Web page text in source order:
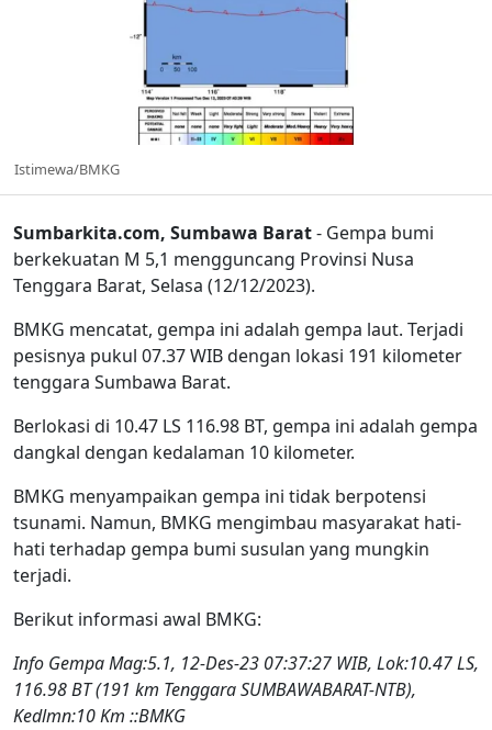
Istimewa/BMKG
Sumbarkita.com, Sumbawa Barat- Gempa bumi
berkekuatan M 5,1 mengguncang Provinsi Nusa
Tenggara Barat, Selasa (12/12/2023).
BMKG mencatat, gempa ini adalah gempa laut. Terjadi
pesisnya pukul 07.37 WIB dengan lokasi 191 kilometer
tenggara Sumbawa Barat.
Berlokasi di 10.47 LS 116.98 BT, gempa ini adalah gempa
dangkal dengan kedalaman 10 kilometer.
BMKG menyampaikan gempa ini tidak berpotensi
tsunami. Namun, BMKG mengimbau masyarakat hati-
hati terhadap gempa bumi susulan yang mungkin
terjadi.
Berikut informasi awal BMKG:
Info Gempa Mag:5.1, 12-Des-23 07:37:27 WIB, Lok:10.47 LS,
116.98 BT (191 km Tenggara SUMBAWABARAT-NTB),
Kedlmn:10 Km ::BMKG